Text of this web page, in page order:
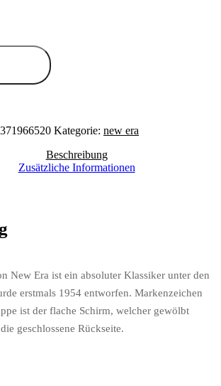
Kategorie: new era
Beschreibung
Zusätzliche Informationen
New Era ist ein absoluter Klassiker unter den
erstmals 1954 entworfen. Markenzeichen
ist der flache Schirm, welcher gewölbt
geschlossene Rückseite.